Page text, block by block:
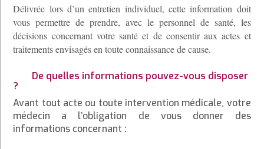
Délivrée lors d’un entretien individuel, cette information doit
vous permettre de prendre, avec le personnel de santé, les
décisions concernant votre santé et de consentir aux actes et
traitements envisagés en toute connaissance de cause.
De quelles informations pouvez-vous disposer
?
Avant tout acte ou toute intervention médicale, votre
médecin a l’obligation de vous donner des
informations concernant :